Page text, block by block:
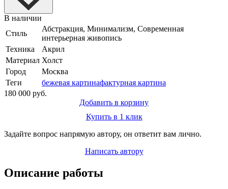
В наличии
Стиль
Абстракция, Минимализм, Современная
интерьерная живопись
Техника
Акрил
Материал Холст
Город
Москва
Теги
бежевая картинафактурная картина
180 000 руб.
Добавить в корзину
Купить в 1 клик
Задайте вопрос напрямую автору, он ответит вам лично.
Написать автору
Описание работы